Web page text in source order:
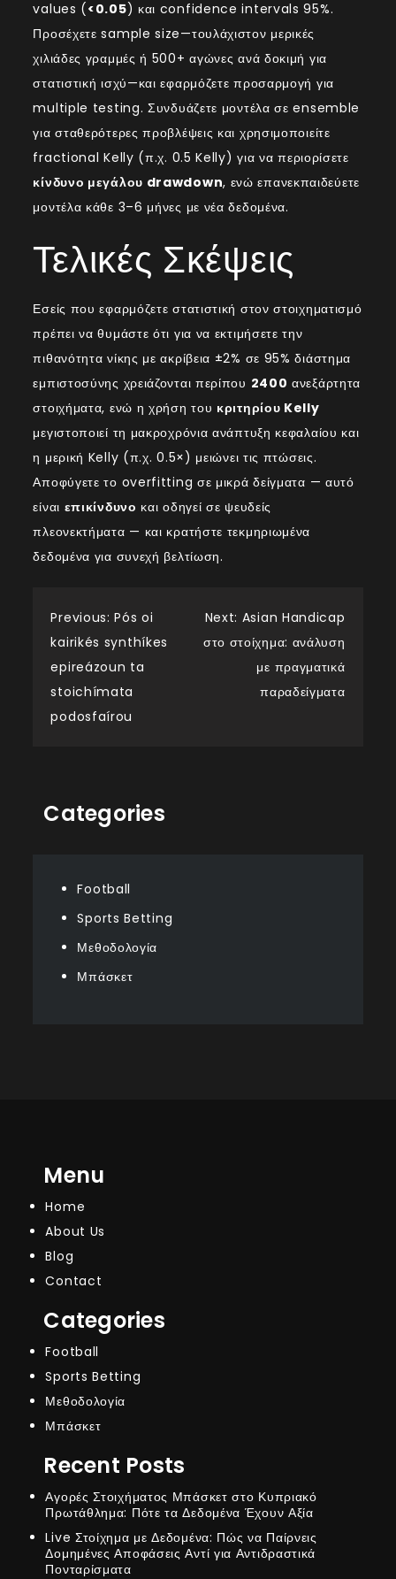
values (<0.05) και confidence intervals 95%.
Προσέχετε sample size—τουλάχιστον μερικές
χιλιάδες γραμμές ή 500+ αγώνες ανά δοκιμή για
στατιστική ισχύ—και εφαρμόζετε προσαρμογή για
multiple testing. Συνδυάζετε μοντέλα σε ensemble
για σταθερότερες προβλέψεις και χρησιμοποιείτε
fractional Kelly (π.χ. 0.5 Kelly) για να περιορίσετε
κίνδυνο μεγάλου drawdown, ενώ επανεκπαιδεύετε
μοντέλα κάθε 3–6 μήνες με νέα δεδομένα.
Τελικές Σκέψεις
Εσείς που εφαρμόζετε στατιστική στον στοιχηματισμό
πρέπει να θυμάστε ότι για να εκτιμήσετε την
πιθανότητα νίκης με ακρίβεια ±2% σε 95% διάστημα
εμπιστοσύνης χρειάζονται περίπου 2400 ανεξάρτητα
στοιχήματα, ενώ η χρήση του κριτηρίου Kelly
μεγιστοποιεί τη μακροχρόνια ανάπτυξη κεφαλαίου και
η μερική Kelly (π.χ. 0.5×) μειώνει τις πτώσεις.
Αποφύγετε το overfitting σε μικρά δείγματα — αυτό
είναι επικίνδυνο και οδηγεί σε ψευδείς
πλεονεκτήματα — και κρατήστε τεκμηριωμένα
δεδομένα για συνεχή βελτίωση.
Post
navigation
Previous: Pós oi
kairikés synthíkes
epireázoun ta
stoichímata
podosfaírou
Next: Asian Handicap
στο στοίχημα: ανάλυση
με πραγματικά
παραδείγματα
Categories
Football
Sports Betting
Μεθοδολογία
Μπάσκετ
Menu
Home
About Us
Blog
Contact
Categories
Football
Sports Betting
Μεθοδολογία
Μπάσκετ
Recent Posts
Αγορές Στοιχήματος Μπάσκετ στο Κυπριακό
Πρωτάθλημα: Πότε τα Δεδομένα Έχουν Αξία
Live Στοίχημα με Δεδομένα: Πώς να Παίρνεις
Δομημένες Αποφάσεις Αντί για Αντιδραστικά
Πονταρίσματα